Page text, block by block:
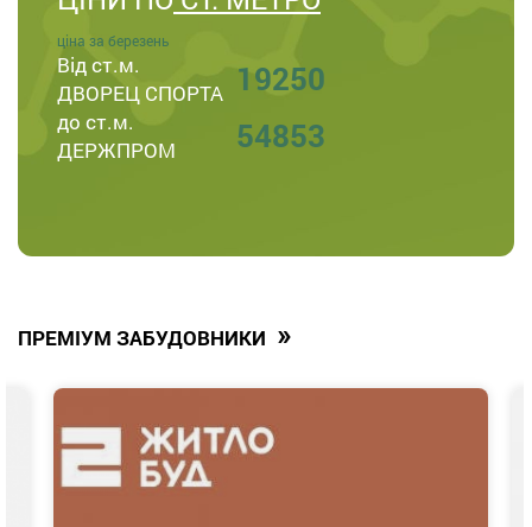
ціна за березень
Від ст.м.
ДВОРЕЦ СПОРТА 19250
до ст.м.
ДЕРЖПРОМ
54853
ПРЕМІУМ ЗАБУДОВНИКИ »